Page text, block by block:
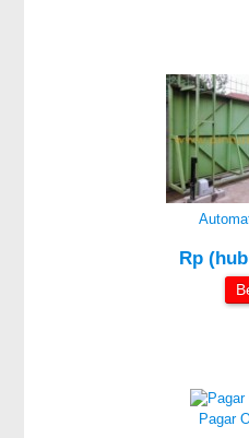
Rp
Pagar